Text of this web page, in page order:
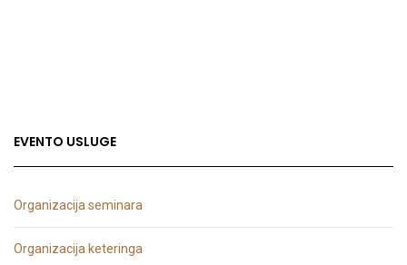
EVENTO USLUGE
Organizacija seminara
Organizacija keteringa